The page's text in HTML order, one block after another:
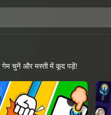
गेम चुनें और मस्ती में कूद पड़ें!